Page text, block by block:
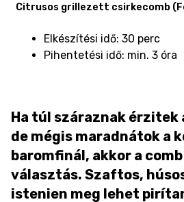
Citrusos grillezett csirkecomb
Elkészítési idő: 30 perc
Pihentetési idő: min. 3 óra
Ha túl száraznak érzitek
de mégis maradnátok a
baromfinál, akkor a
választás. Szaftos,
istenien meg lehet